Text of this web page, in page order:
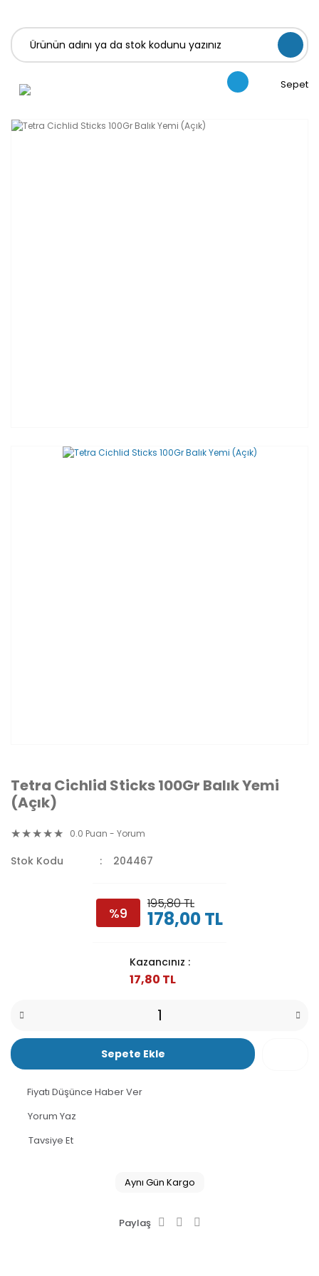
Sepet
Tetra Cichlid Sticks 100Gr Balık Yemi
(Açık)
0.0 Puan - Yorum
Stok Kodu 204467
%9
195,80 TL
178,00 TL
Kazancınız :
17,80 TL
Sepete Ekle
Fiyatı Düşünce Haber Ver
Yorum Yaz
Tavsiye Et
Aynı Gün Kargo
Paylaş